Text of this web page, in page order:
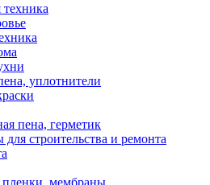
уплотнители
пена, герметик
строительства и ремонта
мембраны